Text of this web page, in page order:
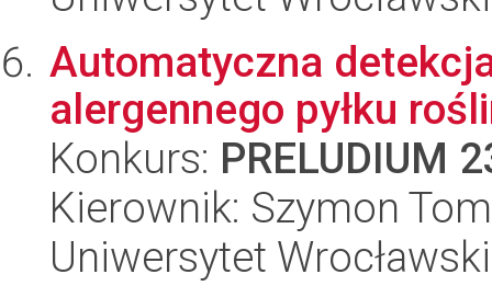
Automatyczna
alergennego pyłku
Konkurs: PRELUDIUM
Kierownik: Szymon
Uniwersytet Wrocławski